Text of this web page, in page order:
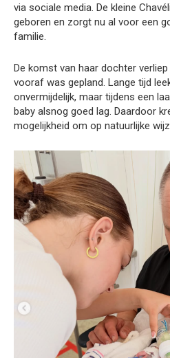
via sociale media. De kleine
geboren en zorgt nu al voor een
familie.
De komst van haar dochter
vooraf was gepland. Lange tijd
onvermijdelijk, maar tijdens een
baby alsnog goed lag. Daardoor
mogelijkheid om op natuurlijke